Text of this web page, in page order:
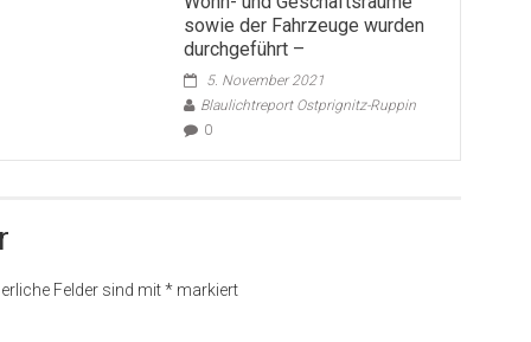
sowie der Fahrzeuge wurden
durchgeführt –
5. November 2021
Blaulichtreport Ostprignitz-Ruppin
0
Felder sind mit* markiert